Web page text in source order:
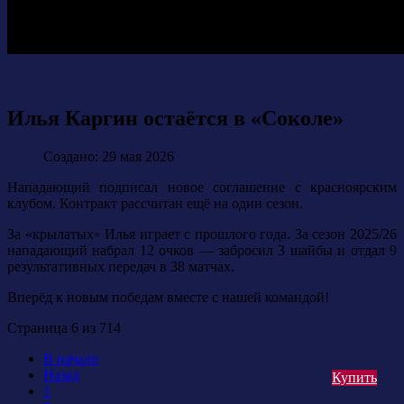
Илья Каргин остаётся в «Соколе»
Создано: 29 мая 2026
Нападающий подписал новое соглашение с красноярским
клубом. Контракт рассчитан ещё на один сезон.
За «крылатых» Илья играет с прошлого года. За сезон 2025/26
нападающий набрал 12 очков — забросил 3 шайбы и отдал 9
результативных передач в 38 матчах.
Вперёд к новым победам вместе с нашей командой!
Страница 6 из 714
В начало
Назад
1
Купить